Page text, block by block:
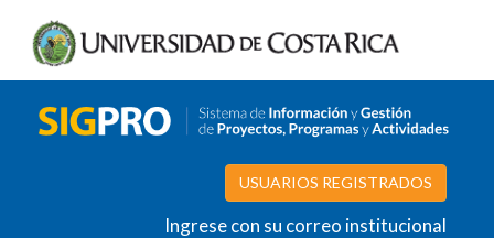
USUARIOS REGISTRADOS
Ingrese con su correo institucional